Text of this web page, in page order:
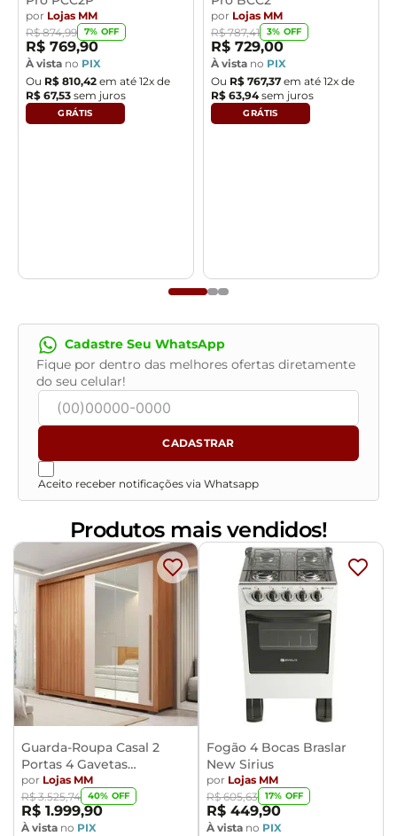
por Lojas MM
R$ 874,99 7% OFF
R$ 769,90
À vista no PIX
Ou R$ 810,42 em até 12x de
R$ 67,53 sem juros
RETIRA LOJA
por Lojas MM
R$ 787,41 3% OFF
R$ 729,00
À vista no PIX
Ou R$ 767,37 em até 12x de
R$ 63,94sem juros
RETIRA LOJA
Cadastre Seu WhatsApp
Fique por dentro das melhores ofertas diretamente
do seu celular!
CADASTRAR
Aceito receber notificações via Whatsapp
Produtos mais vendidos!
Guarda-Roupa Casal 2
Portas 4 Gavetas
Caemmun Moviment
por Lojas MM
R$ 3.525,74 40% OFF
R$ 1.999,90
À vista no PIX
Fogão 4 Bocas Braslar
New Sirius
por Lojas MM
R$ 605,63 17% OFF
R$ 449,90
À vista no PIX